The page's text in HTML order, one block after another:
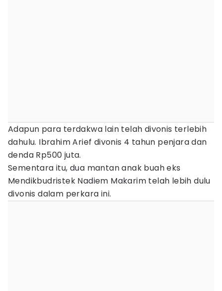
Adapun para terdakwa lain telah divonis terlebih
dahulu. Ibrahim Arief divonis 4 tahun penjara dan
denda Rp500 juta.
Sementara itu, dua mantan anak buah eks
Mendikbudristek Nadiem Makarim telah lebih dulu
divonis dalam perkara ini.